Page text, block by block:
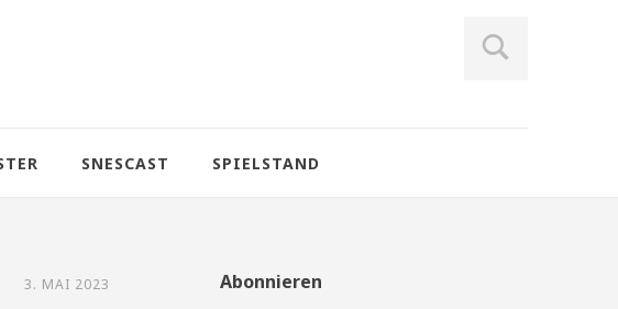
SNESCAST SPIELSTAND
3. MAI 2023 Abonnieren